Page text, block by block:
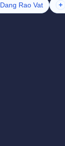
Dang Rao Vat +